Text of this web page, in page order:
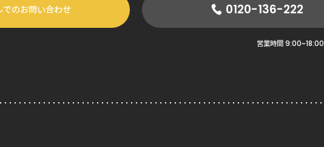
でのお問い合わせ 0120-136-222
営業時間9:00~18:00